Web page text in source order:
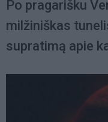
Po pragarišku
milžiniškas
supratimą apie